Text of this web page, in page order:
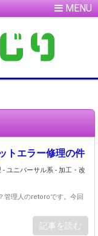
トエラー修理の件
- ユニバーサル系 - 加工・改
管理人のretoroです。今回
記事を読む